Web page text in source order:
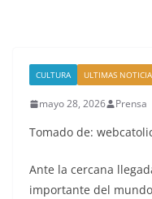
CULTURA ULTIMAS
mayo 28, 2026 Prensa
Tomado de:
Ante la cercana
importante del